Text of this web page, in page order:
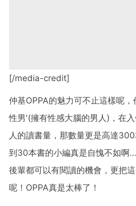
[/media-credit]
仲基OPPA的魅力可不止這樣呢
性男'(擁有性感大腦的男人)，在
人的讀書量，那數量更是高達
到30本書的小編真是自愧不如啊
後輩都可以有閱讀的機會，更把
呢！OPPA真是太棒了！